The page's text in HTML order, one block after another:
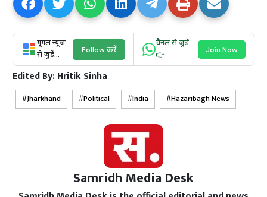
गूगल न्यूज
से जुड़ें...
Follow करें
चैनल से जुड़ें
👉
Join Now
Edited By:Hritik Sinha
Jharkhand Political India Hazaribagh News
Samridh Media Desk